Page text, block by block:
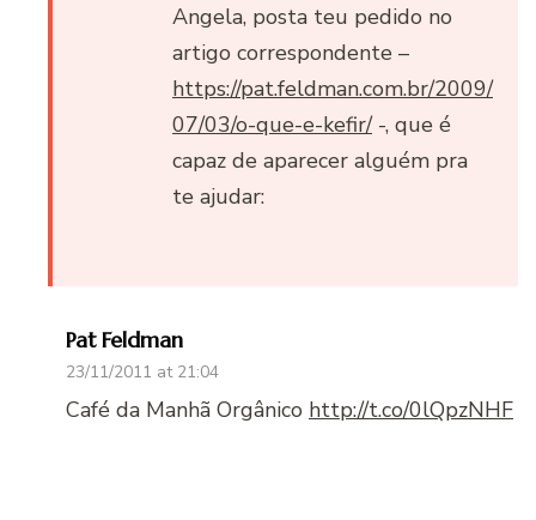
Angela, posta teu pedido no
artigo correspondente –
https://pat.feldman.com.br/2009/
07/03/o-que-e-kefir/-, que é
capaz de aparecer alguém pra
te ajudar:
Pat Feldman
23/11/2011 at 21:04
Café da Manhã Orgânico http://t.co/0lQpzNHF